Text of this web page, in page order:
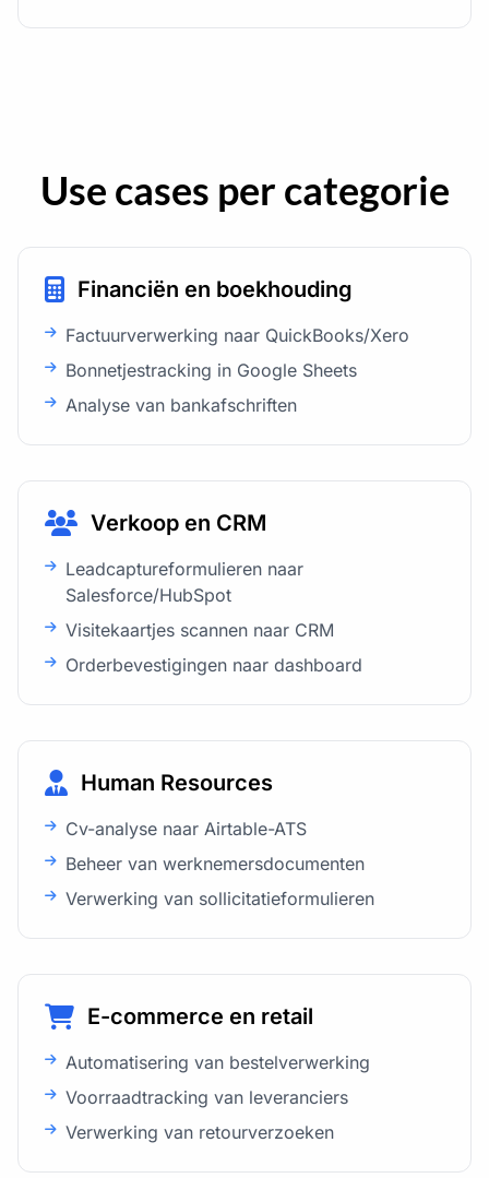
Use cases per categorie
Financiën en boekhouding
Factuurverwerking naar QuickBooks/Xero
Bonnetjestracking in Google Sheets
Analyse van bankafschriften
Verkoop en CRM
Leadcaptureformulieren naar
Salesforce/HubSpot
Visitekaartjes scannen naar CRM
Orderbevestigingen naar dashboard
Human Resources
Cv-analyse naar Airtable-ATS
Beheer van werknemersdocumenten
Verwerking van sollicitatieformulieren
E-commerce en retail
Automatisering van bestelverwerking
Voorraadtracking van leveranciers
Verwerking van retourverzoeken